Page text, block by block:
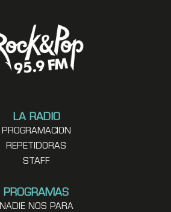
LA RADIO
PROGRAMACION
REPETIDORAS
STAFF
PROGRAMAS
NADIE NOS PARA